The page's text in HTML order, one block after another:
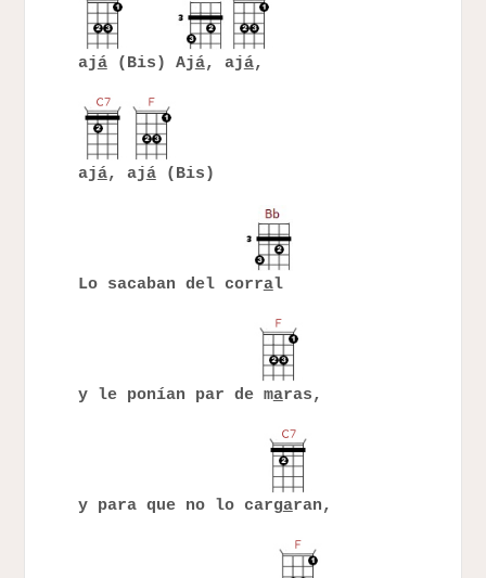
ajá(Bis) Ajá, ajá,
ajá, ajá(Bis)
Lo sacaban del corral
y le ponían par de maras,
y para que no lo cargaran,